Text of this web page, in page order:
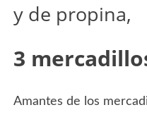
y de propina,
3
Amantes de los